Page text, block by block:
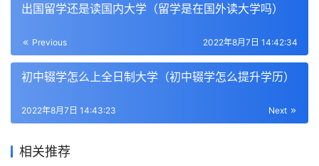
出国留学还是读国内大学（留学是在国外读大学吗）
Previous 2022年8月7日 14:42:34
初中辍学怎么上全日制大学（初中辍学怎么提升学历）
Next
2022年8月7日 14:43:23
相关推荐